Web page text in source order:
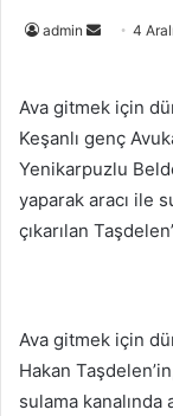
admin
Bir
göndermek
4
Ava gitmek için
Keşanlı genç
Yenikarpuzlu
yaparak aracı ile
çıkarılan
Ava gitmek için
Hakan
sulama kanalında